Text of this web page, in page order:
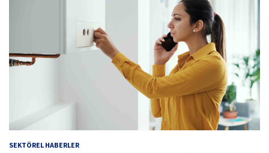
SEKTÖREL HABERLER